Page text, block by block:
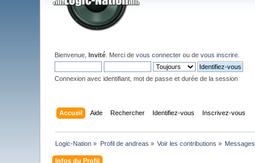
Bienvenue,Invité . Merci devous connecter ou devous inscrire
Connexion avec identifiant, mot de passe et durée de la session
Accueil Aide Rechercher Identifiez-vous Inscrivez-vous
Logic-Nation » Profil de andreas » Voir les contributions » Messages
Infos du Profil